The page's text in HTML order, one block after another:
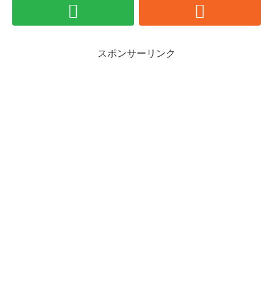
スポンサーリンク